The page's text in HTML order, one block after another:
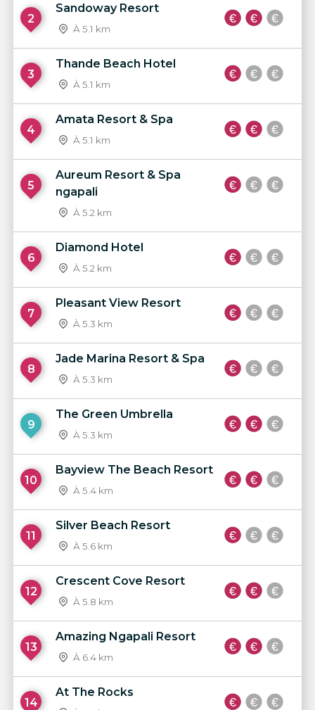
2
Sandoway Resort
À 5.1 km
3
Thande Beach Hotel
À 5.1 km
4
Amata Resort & Spa
À 5.1 km
5
Aureum Resort & Spa
ngapali
À 5.2 km
6
Diamond Hotel
À 5.2 km
7
Pleasant View Resort
À 5.3 km
8
Jade Marina Resort & Spa
À 5.3 km
9
The Green Umbrella
À 5.3 km
10
Bayview The Beach Resort
À 5.4 km
11
Silver Beach Resort
À 5.6 km
12
Crescent Cove Resort
À 5.8 km
13
Amazing Ngapali Resort
À 6.4 km
14
At The Rocks